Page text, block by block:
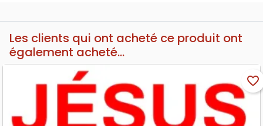
Les clients qui ont acheté ce produit ont
également acheté...
favorite_border